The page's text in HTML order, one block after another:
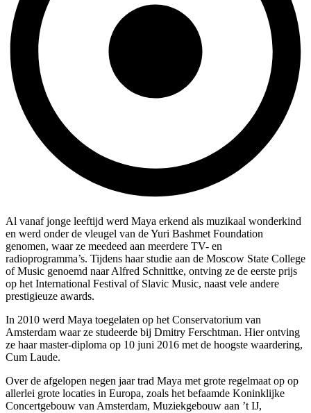
Al vanaf jonge leeftijd werd Maya erkend als muzikaal wonderkind
en werd onder de vleugel van de Yuri Bashmet Foundation
genomen, waar ze meedeed aan meerdere TV- en
radioprogramma’s. Tijdens haar studie aan de Moscow State College
of Music genoemd naar Alfred Schnittke, ontving ze de eerste prijs
op het International Festival of Slavic Music, naast vele andere
prestigieuze awards.
In 2010 werd Maya toegelaten op het Conservatorium van
Amsterdam waar ze studeerde bij Dmitry Ferschtman. Hier ontving
ze haar master-diploma op 10 juni 2016 met de hoogste waardering,
Cum Laude.
Over de afgelopen negen jaar trad Maya met grote regelmaat op op
allerlei grote locaties in Europa, zoals het befaamde Koninklijke
Concertgebouw van Amsterdam, Muziekgebouw aan ’t IJ,